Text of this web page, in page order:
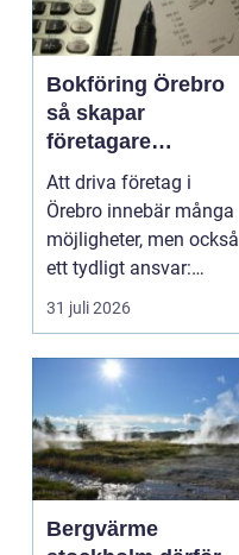
Bokföring Örebro
så skapar
företagare
tryggare ekonomi
Att driva företag i
Örebro innebär många
möjligheter, men också
ett tydligt ansvar:
ekonomin måste v...
31 juli 2026
Bergvärme